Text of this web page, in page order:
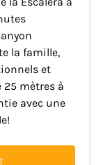
la famille,
et
mètres à
avec une